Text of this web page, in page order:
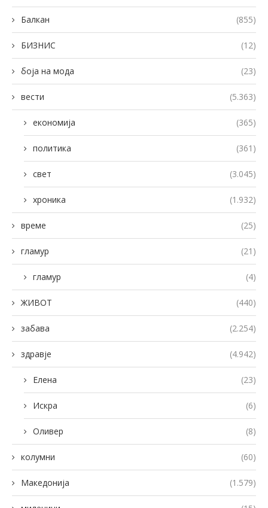
Балкан (855)
БИЗНИС (12)
боја на мода (23)
вести (5.363)
економија (365)
политика (361)
свет (3.045)
хроника (1.932)
време (25)
гламур (21)
гламур (4)
ЖИВОТ (440)
забава (2.254)
здравје (4.942)
Елена (23)
Искра (6)
Оливер (8)
колумни (60)
Македонија (1.579)